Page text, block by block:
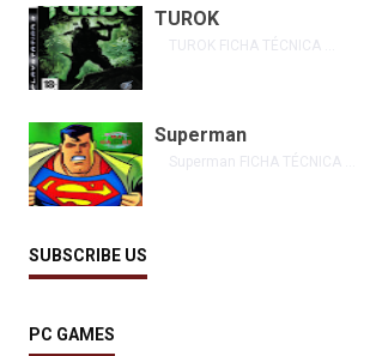
TUROK
TUROK FICHA TÉCNICA ...
Superman
Superman FICHA TÉCNICA ...
SUBSCRIBE US
PC GAMES